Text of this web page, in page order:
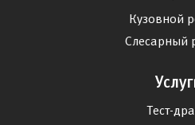
Кузовной
Слесарный
Тест-